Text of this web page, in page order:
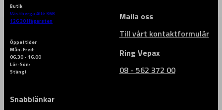
Butik
Västberga Allé 36B
126 30 Hägersten
Maila oss
Till vårt kontaktformulär
Öppettider
Mån-Fred:
06.30 - 16.00
Lör-Sön:
Stängt
Ring Vepax
08 - 562 372 00
Snabblänkar